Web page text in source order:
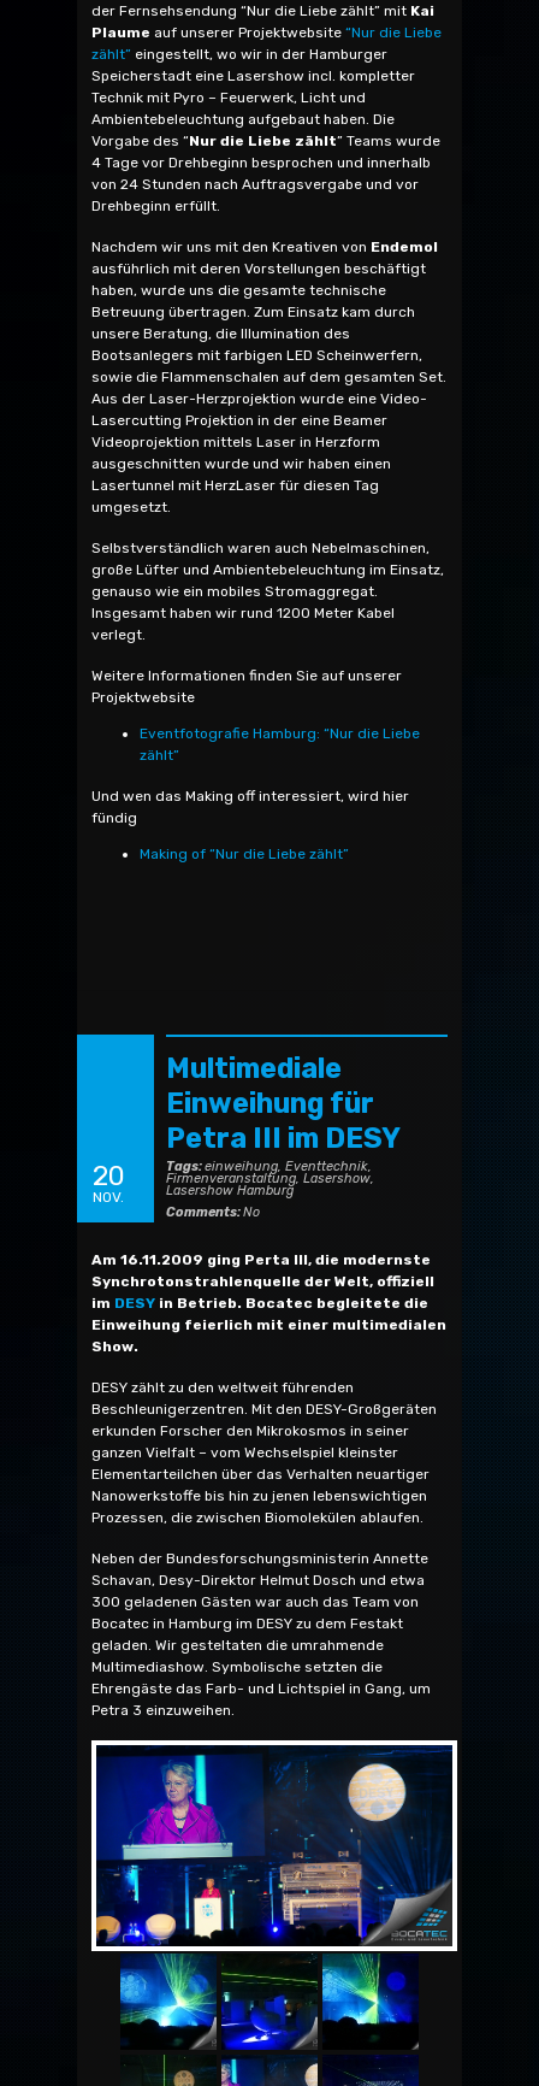
der Fernsehsendung “Nur die Liebe zählt” mit Kai
Plaume auf unserer Projektwebsite “Nur die Liebe
zählt” eingestellt, wo wir in der Hamburger
Speicherstadt eine Lasershow incl. kompletter
Technik mit Pyro – Feuerwerk, Licht und
Ambientebeleuchtung aufgebaut haben. Die
Vorgabe des “Nur die Liebe zählt” Teams wurde
4 Tage vor Drehbeginn besprochen und innerhalb
von 24 Stunden nach Auftragsvergabe und vor
Drehbeginn erfüllt.
Nachdem wir uns mit den Kreativen von Endemol
ausführlich mit deren Vorstellungen beschäftigt
haben, wurde uns die gesamte technische
Betreuung übertragen. Zum Einsatz kam durch
unsere Beratung, die Illumination des
Bootsanlegers mit farbigen LED Scheinwerfern,
sowie die Flammenschalen auf dem gesamten Set.
Aus der Laser-Herzprojektion wurde eine Video-
Lasercutting Projektion in der eine Beamer
Videoprojektion mittels Laser in Herzform
ausgeschnitten wurde und wir haben einen
Lasertunnel mit HerzLaser für diesen Tag
umgesetzt.
Selbstverständlich waren auch Nebelmaschinen,
große Lüfter und Ambientebeleuchtung im Einsatz,
genauso wie ein mobiles Stromaggregat.
Insgesamt haben wir rund 1200 Meter Kabel
verlegt.
Weitere Informationen finden Sie auf unserer
Projektwebsite
Eventfotografie Hamburg: “Nur die Liebe
zählt”
Und wen das Making off interessiert, wird hier
fündig
Making of “Nur die Liebe zählt”
20
NOV.
Multimediale
Einweihung für
Petra III im DESY
Tags:einweihung, Eventtechnik,
Firmenveranstaltung, Lasershow,
Lasershow Hamburg
Comments:No
Am 16.11.2009 ging Perta III, die modernste
Synchrotonstrahlenquelle der Welt, offiziell
im DESY in Betrieb. Bocatec begleitete die
Einweihung feierlich mit einer multimedialen
Show.
DESY zählt zu den weltweit führenden
Beschleunigerzentren. Mit den DESY-Großgeräten
erkunden Forscher den Mikrokosmos in seiner
ganzen Vielfalt – vom Wechselspiel kleinster
Elementarteilchen über das Verhalten neuartiger
Nanowerkstoffe bis hin zu jenen lebenswichtigen
Prozessen, die zwischen Biomolekülen ablaufen.
Neben der Bundesforschungsministerin Annette
Schavan, Desy-Direktor Helmut Dosch und etwa
300 geladenen Gästen war auch das Team von
Bocatec in Hamburg im DESY zu dem Festakt
geladen. Wir gesteltaten die umrahmende
Multimediashow. Symbolische setzten die
Ehrengäste das Farb- und Lichtspiel in Gang, um
Petra 3 einzuweihen.